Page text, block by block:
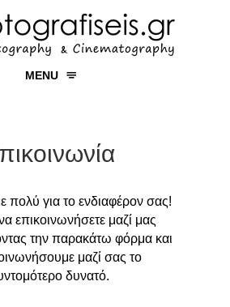
πολύ για το ενδιαφέρον σας!
επικοινωνήσετε μαζί μας
την παρακάτω φόρμα και
μαζί σας το
δυνατό.
MENU
ΕΚΔΗΛΩΣΕΙΣ
ΠΡΟΪΟΝΤΑ
ΧΩΡΟΙ
YΠΗΡΕΣΙΕΣ
ΕΠΙΚΟΙΝΩΝΙΑ